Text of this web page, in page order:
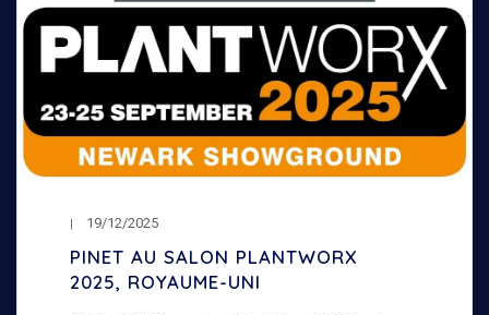
19/12/2025
PINET AU SALON PLANTWORX
2025, ROYAUME-UNI